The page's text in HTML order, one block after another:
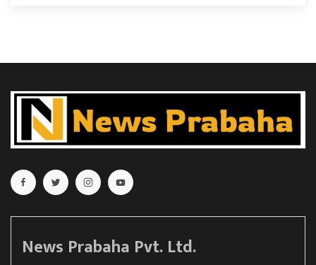
News Prabaha Pvt. Ltd.